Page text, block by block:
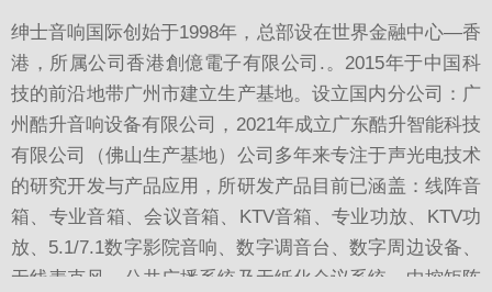
绅士音响国际创始于1998年，总部设在世界金融中心—香
港，所属公司香港創億電子有限公司.。2015年于中国科
技的前沿地带广州市建立生产基地。设立国内分公司：广
州酷升音响设备有限公司，2021年成立广东酷升智能科技
有限公司（佛山生产基地）公司多年来专注于声光电技术
的研究开发与产品应用，所研发产品目前已涵盖：线阵音
箱、专业音箱、会议音箱、KTV音箱、专业功放、KTV功
放、5.1/7.1数字影院音响、数字调音台、数字周边设备、
无线麦克风、公共广播系统及无纸化会议系统、中控矩阵